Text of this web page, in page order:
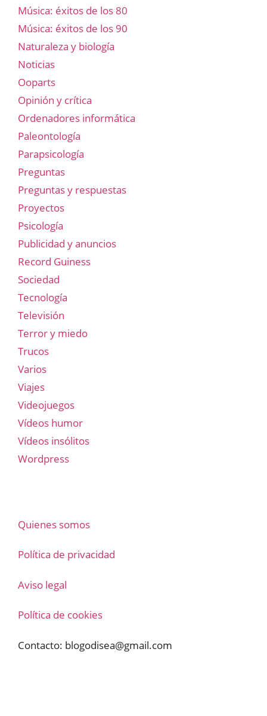
Música: éxitos de los 80
Música: éxitos de los 90
Naturaleza y biología
Noticias
Ooparts
Opinión y crítica
Ordenadores informática
Paleontología
Parapsicología
Preguntas
Preguntas y respuestas
Proyectos
Psicología
Publicidad y anuncios
Record Guiness
Sociedad
Tecnología
Televisión
Terror y miedo
Trucos
Varios
Viajes
Videojuegos
Vídeos humor
Vídeos insólitos
Wordpress
Quienes somos
Política de privacidad
Aviso legal
Política de cookies
Contacto: blogodisea@gmail.com